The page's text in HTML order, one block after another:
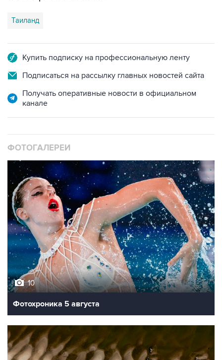
Таиланд
Купить подписку на профессиональную ленту
Подписаться на рассылку главных новостей сайта
Получать оперативные новости в официальном
канале
ФОТОГАЛЕРЕИ
10
Фотохроника 5 августа